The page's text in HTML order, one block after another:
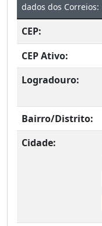
dados dos Correios:
CEP:
CEP Ativo:
Logradouro:
Bairro/Distrito:
Cidade: